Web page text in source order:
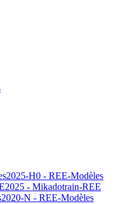
2025-H0 - REE-Modèles
2025 - Mikadotrain-REE
2020-N - REE-Modèles